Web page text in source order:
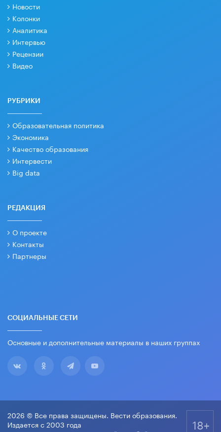
Новости
Колонки
Аналитика
Интервью
Рецензии
Видео
РУБРИКИ
Образовательная политика
Экономика
Качество образования
Интервести
Big data
РЕДАКЦИЯ
О проекте
Контакты
Партнеры
СОЦИАЛЬНЫЕ СЕТИ
Основные и дополнительные материалы в наших группах
2026 © Все права защищены. Вести образования.
Издается с 2003 года
18+